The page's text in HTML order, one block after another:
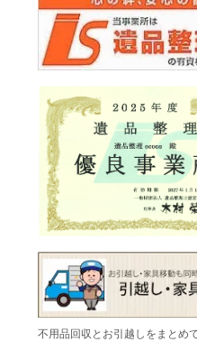
不用品回収とお引越しをまとめ